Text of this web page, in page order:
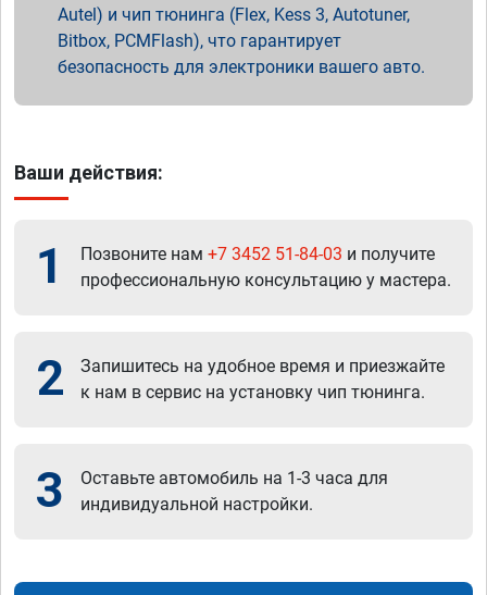
Autel) и чип тюнинга (Flex, Kess 3, Autotuner,
Bitbox, PCMFlash), что гарантирует
безопасность для электроники вашего авто.
Ваши действия:
1 Позвоните нам +7 3452 51-84-03 и получите
профессиональную консультацию у мастера.
2
Запишитесь на удобное время и приезжайте
к нам в сервис на установку чип тюнинга.
3
Оставьте автомобиль на 1-3 часа для
индивидуальной настройки.